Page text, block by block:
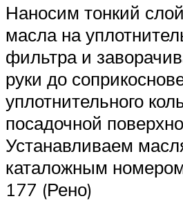
Наносим тонкий
масла на
фильтра и
руки до
уплотнительного
посадочной
Устанавливаем
каталожным
177 (Рено)